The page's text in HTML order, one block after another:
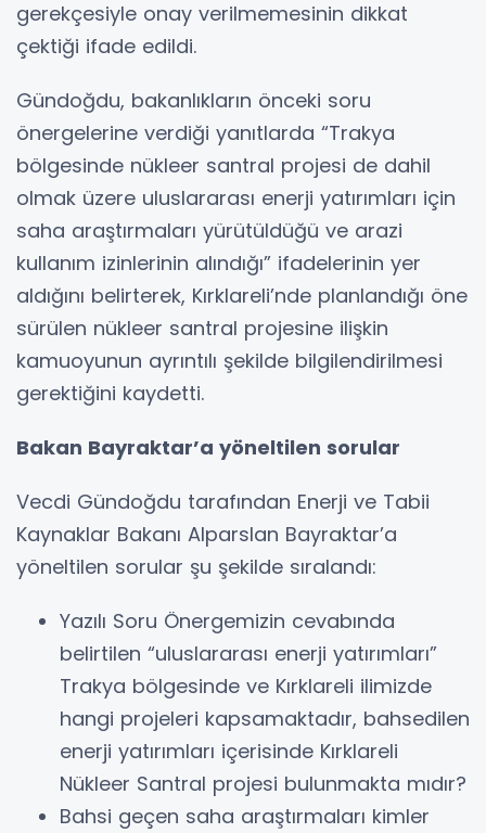
gerekçesiyle onay verilmemesinin dikkat
çektiği ifade edildi.
Gündoğdu, bakanlıkların önceki soru
önergelerine verdiği yanıtlarda “Trakya
bölgesinde nükleer santral projesi de dahil
olmak üzere uluslararası enerji yatırımları için
saha araştırmaları yürütüldüğü ve arazi
kullanım izinlerinin alındığı” ifadelerinin yer
aldığını belirterek, Kırklareli’nde planlandığı öne
sürülen nükleer santral projesine ilişkin
kamuoyunun ayrıntılı şekilde bilgilendirilmesi
gerektiğini kaydetti.
Bakan Bayraktar’a yöneltilen sorular
Vecdi Gündoğdu tarafından Enerji ve Tabii
Kaynaklar Bakanı Alparslan Bayraktar’a
yöneltilen sorular şu şekilde sıralandı:
Yazılı Soru Önergemizin cevabında
belirtilen “uluslararası enerji yatırımları”
Trakya bölgesinde ve Kırklareli ilimizde
hangi projeleri kapsamaktadır, bahsedilen
enerji yatırımları içerisinde Kırklareli
Nükleer Santral projesi bulunmakta mıdır?
Bahsi geçen saha araştırmaları kimler